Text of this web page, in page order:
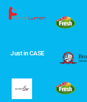
Just in CASE